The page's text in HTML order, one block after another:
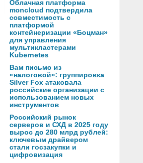
Облачная платформа
moncloud подтвердила
совместимость с
платформой
контейнеризации «Боцман»
для управления
мультикластерами
Kubernetes
Вам письмо из
«налоговой»: группировка
Silver Fox атаковала
российские организации с
использованием новых
инструментов
Российский рынок
серверов и СХД в 2025 году
вырос до 280 млрд рублей:
ключевым драйвером
стали госзакупки и
цифровизация